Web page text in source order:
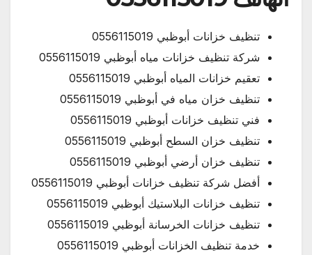
تنظيف خزانات أبوظبي 0556115019
شركة تنظيف خزانات مياه أبوظبي 0556115019
تعقيم خزانات المياه أبوظبي 0556115019
تنظيف خزان مياه في أبوظبي 0556115019
فني تنظيف خزانات أبوظبي 0556115019
تنظيف خزان السطح أبوظبي 0556115019
تنظيف خزان أرضي أبوظبي 0556115019
أفضل شركة تنظيف خزانات أبوظبي 0556115019
تنظيف خزانات البلاستيك أبوظبي 0556115019
تنظيف خزانات الخرسانة أبوظبي 0556115019
خدمة تنظيف الخزانات أبوظبي 0556115019